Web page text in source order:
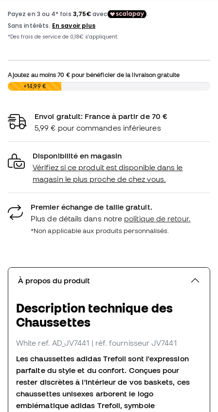
Ajoutez au moins70 €pour bénéficier de la livraison gratuite
0,00 €+14,99 €
Envoi gratuit: France à partir de 70 €
5,99 € pour commandes inférieures
Disponibilité en magasin
Vérifiez si ce produit est disponible dans le
magasin le plus proche de chez vous.
Premier échange de taille gratuit.
Plus de détails dans notre politique de retour.
*Non applicable aux produits personnalisés.
À propos du produit
Description technique des
Chaussettes
White ref. AD_JV7441 | réf. fournisseur JV7441
Les chaussettes adidas Trefoil sont l'expression
parfaite du style et du confort. Conçues pour
rester discrètes à l'intérieur de vos baskets, ces
chaussettes unisexes arborent le logo
emblématique adidas Trefoil, symbole